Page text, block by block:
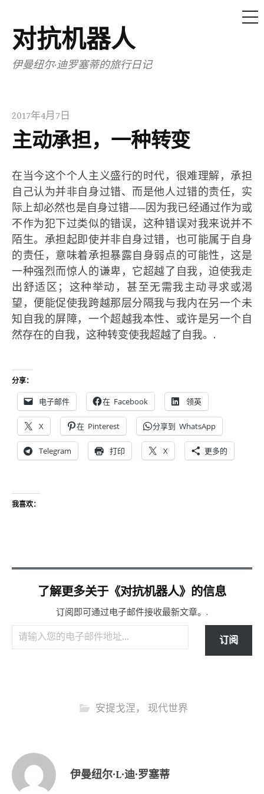
跳
至
内
对抗机器人
伊曼纽尔·迪罗塞蒂的旅行日记
菜
单
2017年4月7日
主动承担，一种转变
在当今这个个人主义盛行的时代，很难理解，承担
自己认为并非自身过错、而是他人过错的责任，实
际上却必然也是自身过错——因为我已经通过作为或
不作为犯下过类似的错误，这种错误对我来说并不
陌生。承担起即使并非自身过错，也可能属于自身
的责任，意味着承担暴露自身弱点的可能性，这是
一种强烈而惊人的谦卑，它超越了自我，迫使我走
出舒适区；这种举动，甚至无需我主动寻求或渴
望，便能促使我跨越那层分隔我与我内在另一个未
知自我的屏障，一个超越我本性、或许是另一个自
然存在的自我，这种转变使我超越了自我。.
分享：
电子邮件 在 Facebook 领英
X 在 Pinterest 分享到 WhatsApp
Telegram 打印 X 更多的
我喜欢：
了解更多关于《对抗机器人》的信息
订阅即可通过电子邮件接收最新文章。.
请输入您的电子邮件地址…
订阅
安提戈涅 ， 现代世界
伊曼纽尔·L·迪·罗塞蒂